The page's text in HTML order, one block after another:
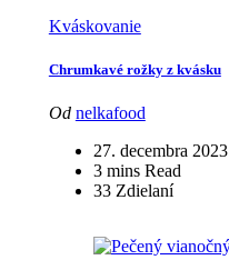
Kváskovanie
Chrumkavé rožky z kvásku
Od nelkafood
27. decembra 2023
3 mins Read
33 Zdielaní